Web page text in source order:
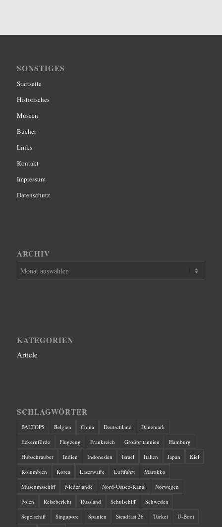
SONSTIGES
Startseite
Historisches
Museen
Bücher
Links
Kontakt
Impressum
Datenschutz
ARCHIV
KATEGORIEN
Article
SCHLAGWÖRTER
BALTOPS Belgien China Deutschland
Dänemark
Eckernförde
Flugzeug Frankreich Großbritannien
Hamburg
Hubschrauber
Indien Indonesien Israel Italien Japan
Kiel
Kolumbien
Korea Laserwaffe Luftfahrt
Marokko
Museumsschiff
Niederlande Nord-Ostsee-Kanal
Norwegen
Polen
Reisebericht Russland Schulschiff
Schweden
Segelschiff
Singapore Spanien Steadfast 26 Türkei U-Boot